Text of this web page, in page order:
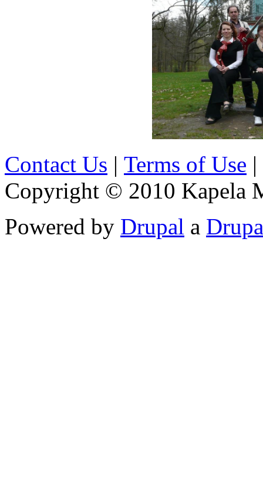
Contact Us | Terms of Use |
Copyright © 2010 Kapela
Powered by Drupal a